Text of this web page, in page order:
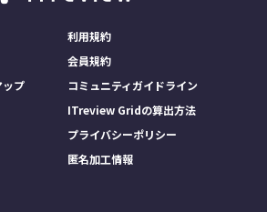
プ
利用規約
会員規約
コミュニティガイドライン
ITreview Gridの算出方法
プライバシーポリシー
匿名加工情報